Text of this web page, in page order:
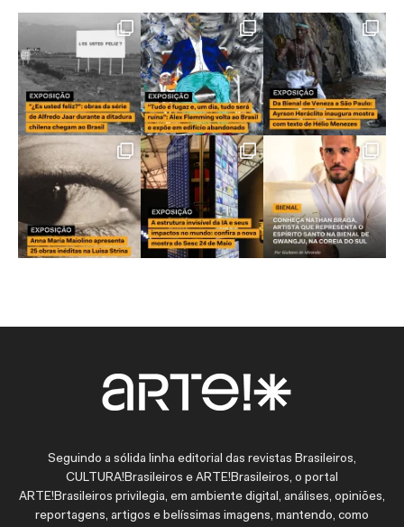
Seguindo a sólida linha editorial das revistas Brasileiros,
CULTURA!Brasileiros e ARTE!Brasileiros, o portal
ARTE!Brasileiros privilegia, em ambiente digital, análises, opiniões,
reportagens, artigos e belíssimas imagens, mantendo, como